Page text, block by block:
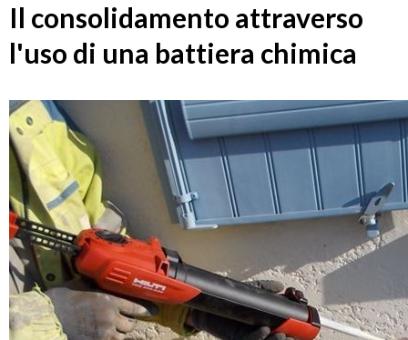
Il consolidamento attraverso
l'uso di una battiera chimica